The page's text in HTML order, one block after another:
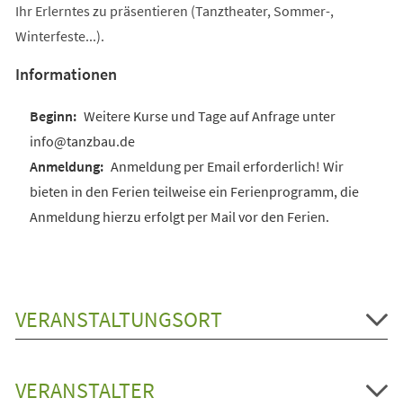
Ihr Erlerntes zu präsentieren (Tanztheater, Sommer-,
Winterfeste...).
Informationen
Weitere Kurse und Tage auf Anfrage unter
info@tanzbau.de
Anmeldung per Email erforderlich! Wir
bieten in den Ferien teilweise ein Ferienprogramm, die
Anmeldung hierzu erfolgt per Mail vor den Ferien.
VERANSTALTUNGSORT
VERANSTALTER